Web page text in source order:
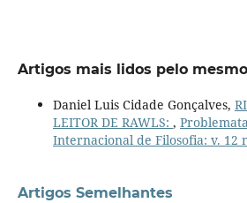
Artigos mais lidos pelo
Daniel Luis Cidade Gonçalves,
LEITOR DE RAWLS: ,
Internacional de Filosofia: v. 12
Artigos Semelhantes